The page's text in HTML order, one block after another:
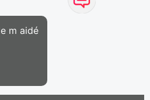
m aidé